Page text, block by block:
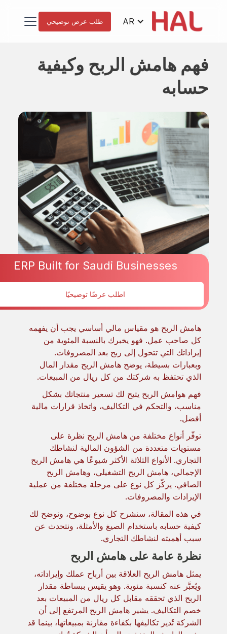
AR طلب عرض توضيحي
ERP Built for Saudi Businesses
اطلب عرضًا توضيحيًا
فهم هامش الربح وكيفية
حسابه
Mohammed Azher
Jun 26, 2025
هامش الربح هو مقياس مالي أساسي يجب أن يفهمه
كل صاحب عمل. فهو يخبرك بالنسبة المئوية من
إيراداتك التي تتحول إلى ربح بعد المصروفات.
وبعبارات بسيطة، يوضح هامش الربح مقدار المال
الذي تحتفظ به شركتك من كل ريال من المبيعات.
فهم هوامش الربح يتيح لك تسعير منتجاتك بشكل
مناسب، والتحكم في التكاليف، واتخاذ قرارات مالية
أفضل.
توفّر أنواع مختلفة من هامش الربح نظرة على
مستويات متعددة من الشؤون المالية لنشاطك
التجاري. الأنواع الثلاثة الأكثر شيوعًا هي هامش الربح
الإجمالي، هامش الربح التشغيلي، وهامش الربح
الصافي. يركّز كل نوع على مرحلة مختلفة من عملية
الإيرادات والمصروفات.
في هذه المقالة، سنشرح كل نوع بوضوح، ونوضح لك
كيفية حسابه باستخدام الصيغ والأمثلة، ونتحدث عن
سبب أهميته لنشاطك التجاري.
نظرة عامة على هامش الربح
يمثل هامش الربح العلاقة بين أرباح عملك وإيراداته،
ويُعبَّر عنه كنسبة مئوية. وهو يقيس ببساطة مقدار
الربح الذي تحققه مقابل كل ريال من المبيعات بعد
خصم التكاليف. يشير هامش الربح المرتفع إلى أن
الشركة تُدير تكاليفها بكفاءة مقارنة بمبيعاتها، بينما قد